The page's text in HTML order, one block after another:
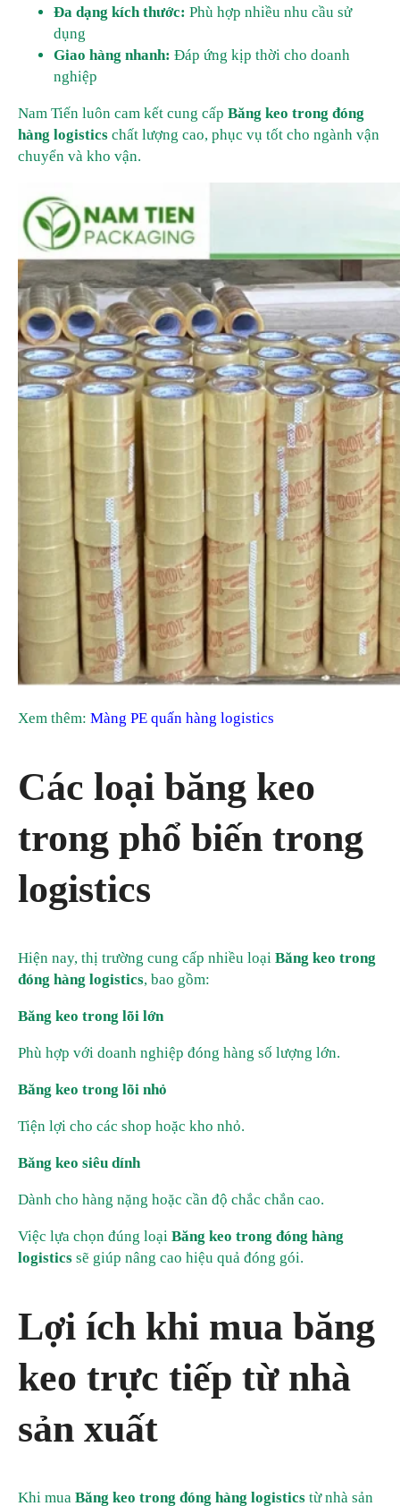
Đa dạng kích thước: Phù hợp nhiều nhu cầu sử
dụng
Giao hàng nhanh: Đáp ứng kịp thời cho doanh
nghiệp
Nam Tiến luôn cam kết cung cấp Băng keo trong đóng
hàng logistics chất lượng cao, phục vụ tốt cho ngành vận
chuyển và kho vận.
Xem thêm: Màng PE quấn hàng logistics
Các loại băng keo
trong phổ biến trong
logistics
Hiện nay, thị trường cung cấp nhiều loại Băng keo trong
đóng hàng logistics, bao gồm:
Băng keo trong lõi lớn
Phù hợp với doanh nghiệp đóng hàng số lượng lớn.
Băng keo trong lõi nhỏ
Tiện lợi cho các shop hoặc kho nhỏ.
Băng keo siêu dính
Dành cho hàng nặng hoặc cần độ chắc chắn cao.
Việc lựa chọn đúng loại Băng keo trong đóng hàng
logistics sẽ giúp nâng cao hiệu quả đóng gói.
Lợi ích khi mua băng
keo trực tiếp từ nhà
sản xuất
Khi mua Băng keo trong đóng hàng logistics từ nhà sản